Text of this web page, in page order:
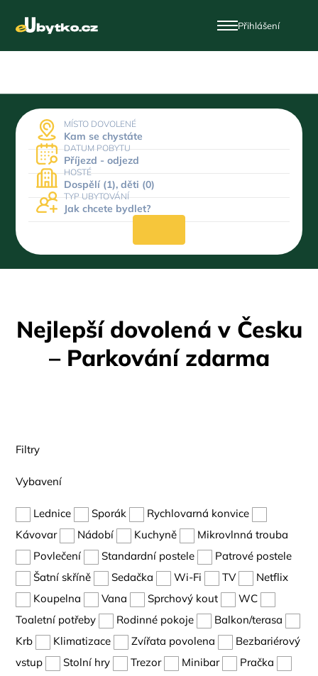
Přihlášení
MÍSTO DOVOLENÉ
Kam se chystáte
DATUM POBYTU
Příjezd - odjezd
HOSTÉ
Dospělí (1), děti (0)
TYP UBYTOVÁNÍ
Jak chcete bydlet?
Nejlepší dovolená v Česku
– Parkování zdarma
Filtry
Vybavení
Lednice Sporák
Rychlovarná konvice
Kávovar
Nádobí Kuchyně
Mikrovlnná trouba
Povlečení
Standardní postele
Patrové postele
Šatní skříně
Sedačka Wi-Fi TV
Netflix
Koupelna
Vana Sprchový kout
WC
Toaletní potřeby
Rodinné pokoje
Balkon/terasa
Krb
Klimatizace Zvířata povolena
Bezbariérový
vstup
Stolní hry Trezor Minibar
Pračka